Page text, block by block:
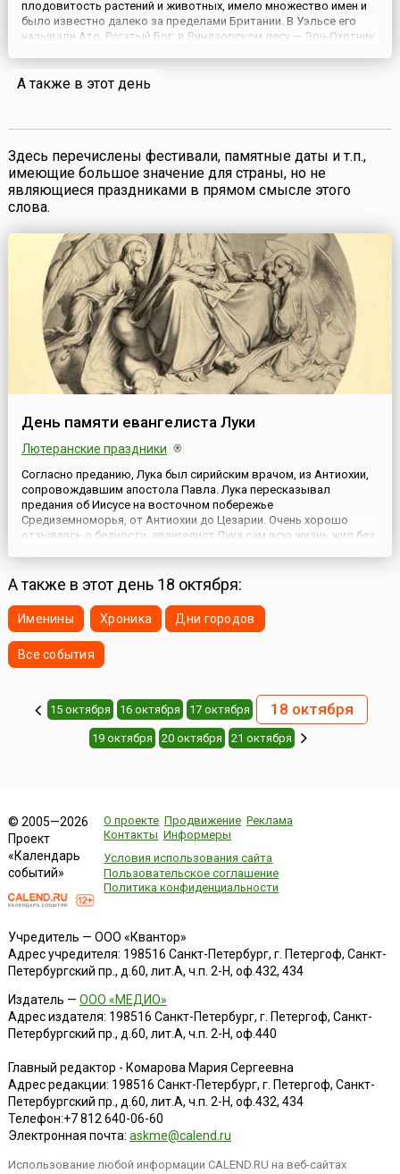
плодовитость растений и животных, имело множество имен и
было известно далеко за пределами Британии. В Уэльсе его
называли Ато, Рогатый Бог; в Виндзорском лесу — Эрн-Охотник
это были аспекты одного и того же божества и его сил. Н...
А также в этот день
Здесь перечислены фестивали, памятные даты и т.п.,
имеющие большое значение для страны, но не
являющиеся праздниками в прямом смысле этого
слова.
День памяти евангелиста Луки
Лютеранские праздники
Согласно преданию, Лука был сирийским врачом, из Антиохии,
сопровождавшим апостола Павла. Лука пересказывал
предания об Иисусе на восточном побережье
Средиземноморья, от Антиохии до Цезарии. Очень хорошо
отзываясь о бедности, евангелист Лука сам всю жизнь жил без
узнать от нег...
А также в этот день 18 октября:
Именины Хроника Дни городов
Все события
15 октября 16 октября 17 октября 18 октября
19 октября 20 октября 21 октября
© 2005—2026
Проект
«Календарь
событий»
О проекте Продвижение Реклама
Контакты Информеры
Условия использования сайта
Пользовательское соглашение
Политика конфиденциальности
Учредитель — ООО «Квантор»
Адрес учредителя: 198516 Санкт-Петербург, г. Петергоф, Санкт-
Петербургский пр., д.60, лит.А, ч.п. 2-Н, оф.432, 434
Издатель — ООО «МЕДИО»
Адрес издателя: 198516 Санкт-Петербург, г. Петергоф, Санкт-
Петербургский пр., д.60, лит.А, ч.п. 2-Н, оф.440
Главный редактор - Комарова Мария Сергеевна
Адрес редакции: 198516 Санкт-Петербург, г. Петергоф, Санкт-
Петербургский пр., д.60, лит.А, ч.п. 2-Н, оф.432, 434
Телефон:+7 812 640-06-60
Электронная почта: askme@calend.ru
Использование любой информации CALEND.RU на веб-сайтах